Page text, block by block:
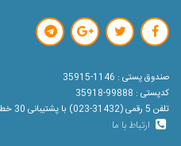
صندوق پستی : 1146-35915
کدپستی : 99888-35918
تلفن 5 رقمی (31432-023) با پشتیبانی 30 خط و بدون اشغالی
ارتباط با ما